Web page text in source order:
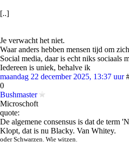
[..]
Je verwacht het niet.
Waar anders hebben mensen tijd om
Social media, daar is echt niks sociaals
Iedereen is uniek, behalve ik
maandag 22 december 2025, 13:37 uur
0
Bushmaster
Microschoft
quote:
De algemene consensus is dat de term
Klopt, dat is nu Blacky. Van Whitey.
oder Schwarzen. Wie witzen.